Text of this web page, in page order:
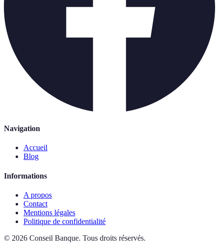
Navigation
Accueil
Blog
Informations
A propos
Contact
Mentions légales
Politique de confidentialité
© 2026 Conseil Banque. Tous droits réservés.